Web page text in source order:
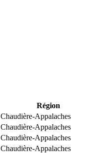
Région
Chaudière-Appalaches
Chaudière-Appalaches
Chaudière-Appalaches
Chaudière-Appalaches